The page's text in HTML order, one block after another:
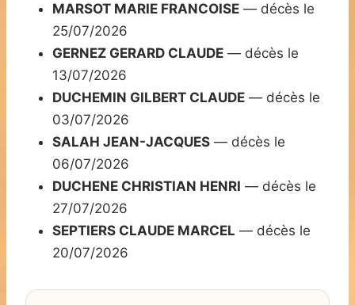
MARSOT MARIE FRANCOISE — décès le
25/07/2026
GERNEZ GERARD CLAUDE — décès le
13/07/2026
DUCHEMIN GILBERT CLAUDE — décès le
03/07/2026
SALAH JEAN-JACQUES — décès le
06/07/2026
DUCHENE CHRISTIAN HENRI — décès le
27/07/2026
SEPTIERS CLAUDE MARCEL — décès le
20/07/2026